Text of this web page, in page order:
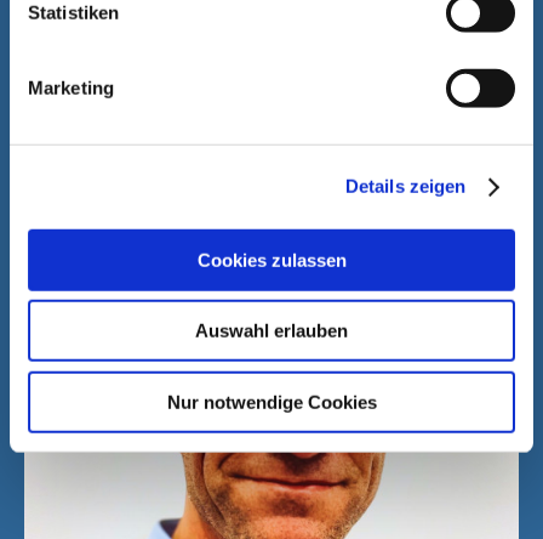
Statistiken
Marketing
Details zeigen
Cookies zulassen
Auswahl erlauben
Nur notwendige Cookies